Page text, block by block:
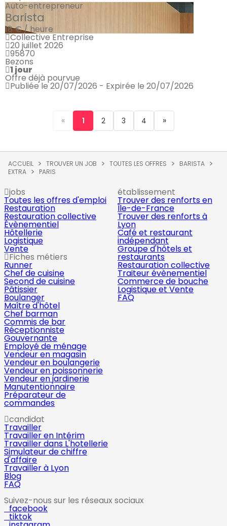
Auto-entrepreneur
Barista
18 € / heure
Collective Entreprise
20 juillet 2026
95870
Bezons
1 jour
Offre déjà pourvue
Publiée le 20/07/2026 - Expirée le 20/07/2026
« 1 2 3 4 »
ACCUEIL TROUVER UN JOB TOUTES LES OFFRES
BARISTA
EXTRA
PARIS
jobs
Toutes les offres d'emploi
Restauration
Restauration collective
Évènementiel
Hôtellerie
Logistique
Vente
Fiches métiers
Runner
Chef de cuisine
Second de cuisine
Pâtissier
Boulanger
Maître d'hôtel
Chef barman
Commis de bar
Réceptionniste
Gouvernante
Employé de ménage
Vendeur en magasin
Vendeur en boulangerie
Vendeur en poissonnerie
Vendeur en jardinerie
Manutentionnaire
Préparateur de
commandes
établissement
Trouver des renforts en
Île-de-France
Trouver des renforts à
Lyon
Café et restaurant
indépendant
Groupe d'hôtels et
restaurants
Restauration collective
Traiteur évènementiel
Commerce de bouche
Logistique et Vente
FAQ
candidat
Travailler
Travailler en Intérim
Travailler dans L'hotellerie
Simulateur de chiffre
d'affaire
Travailler à Lyon
Blog
FAQ
Suivez-nous sur les réseaux sociaux
facebook
tiktok